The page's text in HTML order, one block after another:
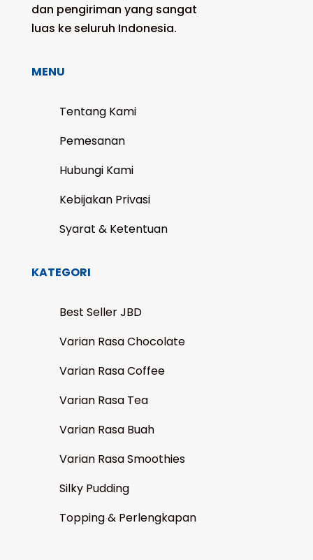
dan pengiriman yang sangat
luas ke seluruh Indonesia.
MENU
Tentang Kami
Pemesanan
Hubungi Kami
Kebijakan Privasi
Syarat & Ketentuan
KATEGORI
Best Seller JBD
Varian Rasa Chocolate
Varian Rasa Coffee
Varian Rasa Tea
Varian Rasa Buah
Varian Rasa Smoothies
Silky Pudding
Topping & Perlengkapan